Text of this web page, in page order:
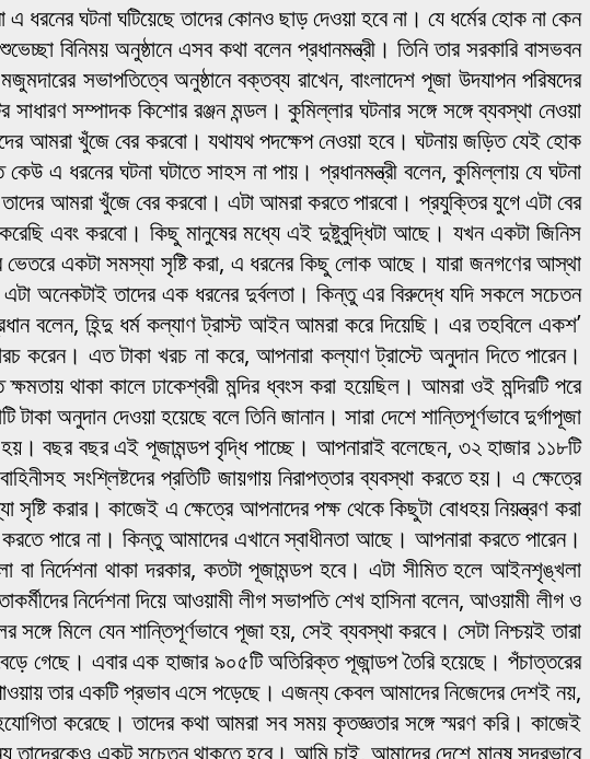
ধরনের ঘটনা ঘটিয়েছে তাদের কোনও ছাড় দেওয়া হবে না। যে ধর্মের হোক না কেন
বিনিময় অনুষ্ঠানে এসব কথা বলেন প্রধানমন্ত্রী। তিনি তার সরকারি বাসভবন
সভাপতিত্বে অনুষ্ঠানে বক্তব্য রাখেন, বাংলাদেশ পূজা উদযাপন পরিষদের
সম্পাদক কিশোর রঞ্জন মন্ডল। কুমিল্লার ঘটনার সঙ্গে সঙ্গে ব্যবস্থা নেওয়া
আমরা খুঁজে বের করবো। যথাযথ পদক্ষেপ নেওয়া হবে। ঘটনায় জড়িত যেই হোক
এ ধরনের ঘটনা ঘটাতে সাহস না পায়। প্রধানমন্ত্রী বলেন, কুমিল্লায় যে ঘটনা
আমরা খুঁজে বের করবো। এটা আমরা করতে পারবো। প্রযুক্তির যুগে এটা বের
এবং করবো। কিছু মানুষের মধ্যে এই দুষ্টুবুদ্ধিটা আছে। যখন একটা জিনিস
ভেতরে একটা সমস্যা সৃষ্টি করা, এ ধরনের কিছু লোক আছে। যারা জনগণের আস্থা
অনেকটাই তাদের এক ধরনের দুর্বলতা। কিন্তু এর বিরুদ্ধে যদি সকলে সচেতন
বলেন, হিন্দু ধর্ম কল্যাণ ট্রাস্ট আইন আমরা করে দিয়েছি। এর তহবিলে একশ’
করেন। এত টাকা খরচ না করে, আপনারা কল্যাণ ট্রাস্টে অনুদান দিতে পারেন।
থাকা কালে ঢাকেশ্বরী মন্দির ধ্বংস করা হয়েছিল। আমরা ওই মন্দিরটি পরে
অনুদান দেওয়া হয়েছে বলে তিনি জানান। সারা দেশে শান্তিপূর্ণভাবে দুর্গাপূজা
বছর বছর এই পূজামন্ডপ বৃদ্ধি পাচ্ছে। আপনারাই বলেছেন, ৩২ হাজার ১১৮টি
সংশ্লিষ্টদের প্রতিটি জায়গায় নিরাপত্তার ব্যবস্থা করতে হয়। এ ক্ষেত্রে
করার। কাজেই এ ক্ষেত্রে আপনাদের পক্ষ থেকে কিছুটা বোধহয় নিয়ন্ত্রণ করা
পারে না। কিন্তু আমাদের এখানে স্বাধীনতা আছে। আপনারা করতে পারেন।
বা নির্দেশনা থাকা দরকার, কতটা পূজামন্ডপ হবে। এটা সীমিত হলে আইনশৃঙ্খলা
নির্দেশনা দিয়ে আওয়ামী লীগ সভাপতি শেখ হাসিনা বলেন, আওয়ামী লীগ ও
মিলে যেন শান্তিপূর্ণভাবে পূজা হয়, সেই ব্যবস্থা করবে। সেটা নিশ্চয়ই তারা
গেছে। এবার এক হাজার ৯০৫টি অতিরিক্ত পূজান্ডপ তৈরি হয়েছে। পঁচাত্তরের
পাওয়ায় তার একটি প্রভাব এসে পড়েছে। এজন্য কেবল আমাদের নিজেদের দেশই নয়,
করেছে। তাদের কথা আমরা সব সময় কৃতজ্ঞতার সঙ্গে স্মরণ করি। কাজেই
একটু সচেতন থাকতে হবে। আমি চাই, আমাদের দেশে মানুষ সুন্দরভাবে